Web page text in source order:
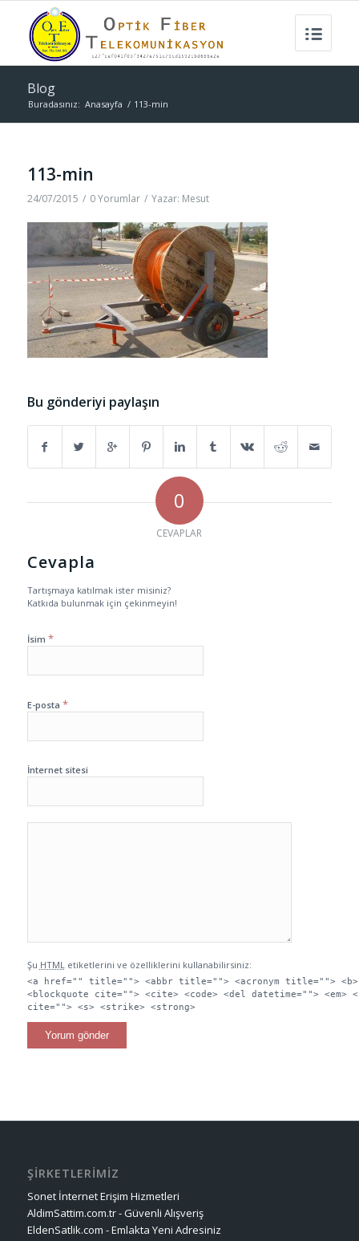
Blog
Buradasınız: Anasayfa / 113-min
113-min
24/07/2015 / 0 Yorumlar / Yazar: Mesut
Bu gönderiyi paylaşın
0
CEVAPLAR
Cevapla
Tartışmaya katılmak ister misiniz?
Katkıda bulunmak için çekinmeyin!
İsim *
E-posta *
İnternet sitesi
Şu HTMLetiketlerini ve özelliklerini kullanabilirsiniz:
<a href="" title=""> <abbr title=""> <acronym title=""> <b>
<blockquote cite=""> <cite> <code> <del datetime=""> <em>
cite=""> <s> <strike> <strong>
ŞİRKETLERİMİZ
Sonet İnternet Erişim Hizmetleri
AldimSattim.com.tr - Güvenli Alışveriş
EldenSatlik.com - Emlakta Yeni Adresiniz